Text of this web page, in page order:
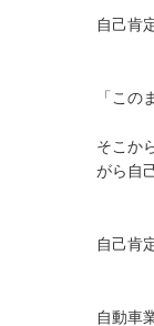
自己肯
「こ
そこか
がら自
自己肯
自動車